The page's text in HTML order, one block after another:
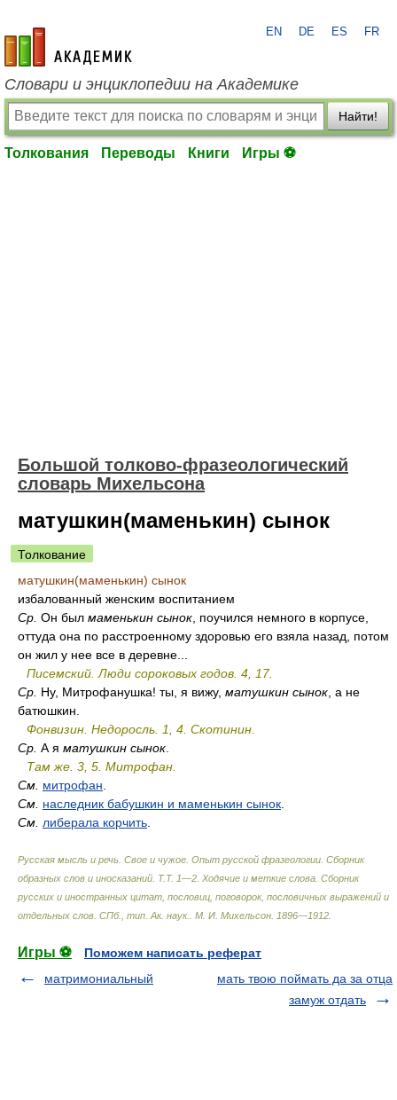
academic.ru
EN DE ES FR
Словари и энциклопедии на Академике
Найти!
Толкования Переводы Книги Игры ⚽
Большой толково-фразеологический
словарь Михельсона
матушкин(маменькин) сынок
Толкование
матушкин(маменькин) сынок
избалованный женским воспитанием
Ср. Он был маменькин сынок , поучился немного в корпусе,
оттуда она по расстроенному здоровью его взяла назад, потом
он жил у нее все в деревне...
Писемский. Люди сороковых годов. 4, 17.
Ср. Ну, Митрофанушка! ты, я вижу, матушкин сынок , а не
батюшкин.
Фонвизин. Недоросль. 1, 4. Скотинин.
Ср. А я матушкин сынок
Там же. 3, 5. Митрофан.
См. митрофан
См. наследник бабушкин и маменькин сынок
См. либерала корчить
Русская мысль и речь. Свое и чужое. Опыт русской фразеологии. Сборник
образных слов и иносказаний. Т.Т. 1—2. Ходячие и меткие слова. Сборник
русских и иностранных цитат, пословиц, поговорок, пословичных выражений и
отдельных слов. СПб., тип. Ак. наук.
М. И. Михельсон 1896—1912
Игры ⚽
Поможем написать реферат
матримониальный
мать твою поймать да за отца
замуж отдать